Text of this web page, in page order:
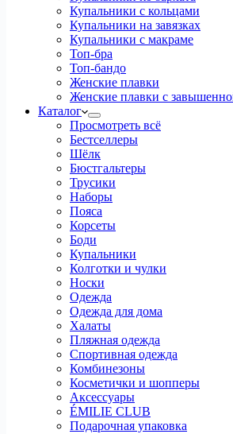
Купальники с кольцами
Купальники на завязках
Купальники с макраме
Топ-бра
Топ-бандо
Женские плавки
Женские плавки с
Каталог
Просмотреть всё
Бестселлеры
Шёлк
Бюстгальтеры
Трусики
Наборы
Пояса
Корсеты
Боди
Купальники
Колготки и чулки
Носки
Одежда
Одежда для дома
Халаты
Пляжная одежда
Спортивная одежда
Комбинезоны
Косметички и шопперы
Аксессуары
ÉMILIE CLUB
Подарочная упаковка